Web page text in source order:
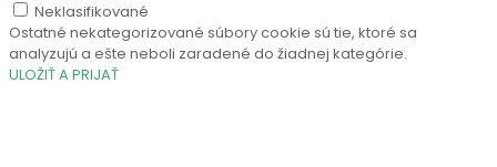
Neklasifikované
Ostatné nekategorizované súbory cookie sú tie, ktoré sa
analyzujú a ešte neboli zaradené do žiadnej kategórie.
ULOŽIŤ A PRIJAŤ